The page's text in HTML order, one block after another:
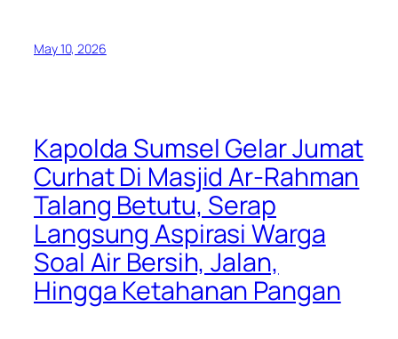
May 10, 2026
Kapolda Sumsel Gelar Jumat
Curhat Di Masjid Ar-Rahman
Talang Betutu, Serap
Langsung Aspirasi Warga
Soal Air Bersih, Jalan,
Hingga Ketahanan Pangan